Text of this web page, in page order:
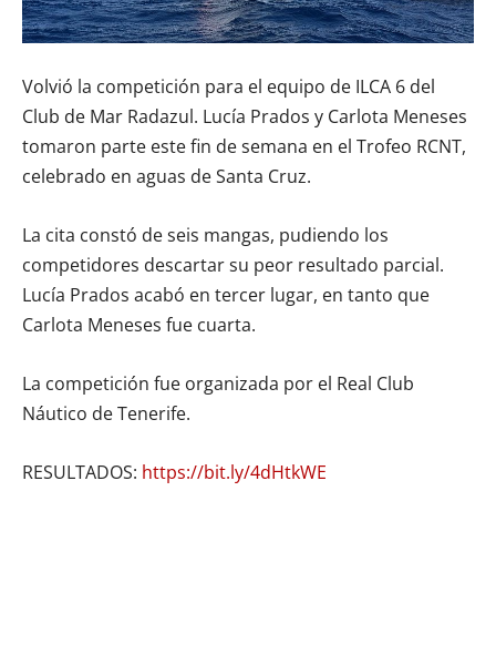
Volvió la competición para el equipo de ILCA 6 del
Club de Mar Radazul. Lucía Prados y Carlota Meneses
tomaron parte este fin de semana en el Trofeo RCNT,
celebrado en aguas de Santa Cruz.
La cita constó de seis mangas, pudiendo los
competidores descartar su peor resultado parcial.
Lucía Prados acabó en tercer lugar, en tanto que
Carlota Meneses fue cuarta.
La competición fue organizada por el Real Club
Náutico de Tenerife.
RESULTADOS: https://bit.ly/4dHtkWE